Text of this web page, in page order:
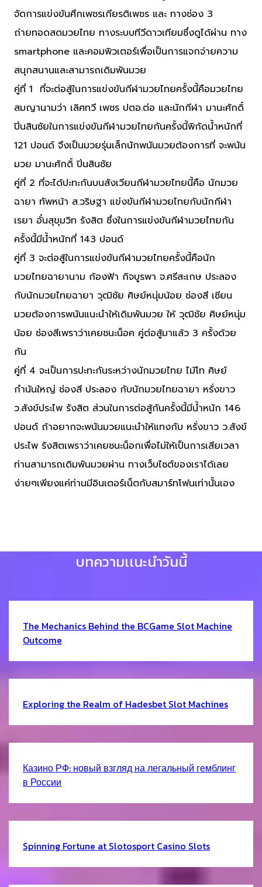
จัดการแข่งขันศึกเพชรเกียรติเพชร และ ทางช่อง 3
ถ่ายทอดสดมวยไทย ทางระบบทีวีดาวเทียมซึ่งดูได้ผ่าน ทาง
smartphone และคอมพิวเตอร์เพื่อเป็นการแจกจ่ายความ
สนุกสนานและสามารถเดิมพันมวย
คู่ที่ 1 ที่จะต่อสู้ในการแข่งขันกีฬามวยไทยครั้งนี้คือมวยไทย
สมญานามว่า เลิศทวี เพชร ปตอ.ต่อ และนักกีฬา มานะศักดิ์
ปิ่นสินชัยในการแข่งขันกีฬามวยไทยกันครั้งนี้พิกัดน้ำหนักที่
121 ปอนด์ จึงเป็นมวยรุ่นเล็กนักพนันมวยต้องการที่ จะพนัน
มวย มานะศักดิ์ ปิ่นสินชัย
คู่ที่ 2 ที่จะได้ปะทะกันบนสังเวียนกีฬามวยไทยนี้คือ นักมวย
ฉายา ทัพหน้า ส.วริษฐา แข่งขันกีฬามวยไทยกับนักกีฬา
เรยา อั๋นสุขุมวิท รังสิต ซึ่งในการแข่งขันกีฬามวยไทยกัน
ครั้งนี้มีน้ำหนักที่ 143 ปอนด์
คู่ที่ 3 จะต่อสู้ในการแข่งขันกีฬามวยไทยครั้งนี้คือนัก
มวยไทยฉายานาม ก้องฟ้า กิจบูรพา จ.ศรีสะเกษ ประลอง
กับนักมวยไทยฉายา วุฒิชัย ศิษย์หนุ่มน้อย ช่องสี เซียน
มวยต้องการพนันแนะนำให้เดิมพันมวย ให้ วุฒิชัย ศิษย์หนุ่ม
น้อย ช่องสีเพราว่าเคยชนะน็อค คู่ต่อสู้มาแล้ว 3 ครั้งด้วย
กัน
คู่ที่ 4 จะเป็นการปะทะกันระหว่างนักมวยไทย ไม้โท ศิษย์
กำนันใหญ่ ช่องสี ประลอง กับนักมวยไทยฉายา หรั่งขาว
ว.สังข์ประไพ รังสิต ส่วนในการต่อสู้กันครั้งนี้มีน้ำหนัก 146
ปอนด์ ถ้าอยากจะพนันมวยแนะนำให้แทงกับ หรั่งขาว ว.สังข์
ประไพ รังสิตเพราว่าเคยชนะน็อกเพื่อไม่ให้เป็นการเสียเวลา
ท่านสามารถเดิมพันมวยผ่าน ทางเว็บไซต์ของเราได้เลย
ง่ายๆเพียงแค่ท่านมีอินเตอร์เน็ตกับสมาร์ทโฟนเท่านั้นเอง
บทความเเนะนำวันนี้
The Mechanics Behind the BCGame Slot Machine
Outcome
Exploring the Realm of Hadesbet Slot Machines
Казино РФ: новый взгляд на легальный гемблинг
в России
Spinning Fortune at Slotosport Casino Slots